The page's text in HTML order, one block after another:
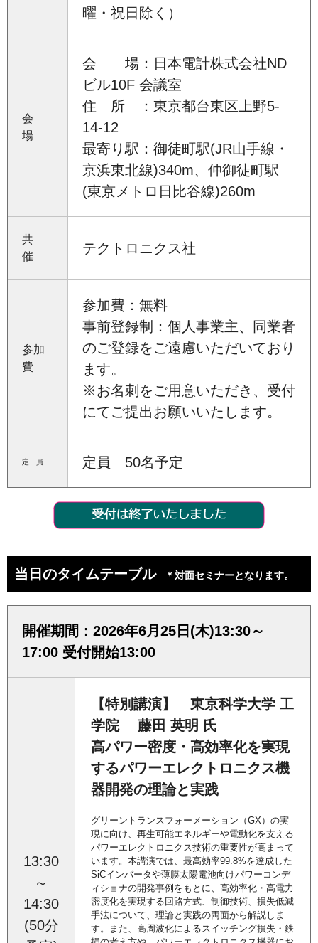
曜・祝日除く）
会
場
会 場：日本電計株式会社ND
ビル10F 会議室
住 所 ：東京都台東区上野5-
14-12
最寄り駅：御徒町駅(JR山手線・
京浜東北線)340m、仲御徒町駅
(東京メトロ日比谷線)260m
共
催
テクトロニクス社
参加
費
参加費：無料
事前登録制：個人事業主、同業者
のご登録をご遠慮いただいており
ます。
※お名刺をご用意いただき、受付
にてご提出お願いいたします。
定 員 定員 50名予定
当日のタイムテーブル ＊対面セミナーとなります。
開催期間：2026年6月25日(木)13:30～
17:00 受付開始13:00
13:30
～
14:30
(50分
【特別講演】 東京科学大学 工
学院 藤田 英明 氏
高パワー密度・高効率化を実現
するパワーエレクトロニクス機
器開発の理論と実践
グリーントランスフォーメーション（GX）の実
現に向け、再生可能エネルギーや電動化を支える
パワーエレクトロニクス技術の重要性が高まって
います。本講演では、最高効率99.8%を達成した
SiCインバータや薄膜太陽電池向けパワーコンデ
ィショナの開発事例をもとに、高効率化・高電力
密度化を実現する回路方式、制御技術、損失低減
手法について、理論と実践の両面から解説しま
す。また、高周波化によるスイッチング損失・鉄